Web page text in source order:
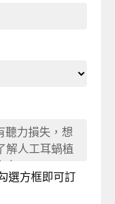
選方框即可訂